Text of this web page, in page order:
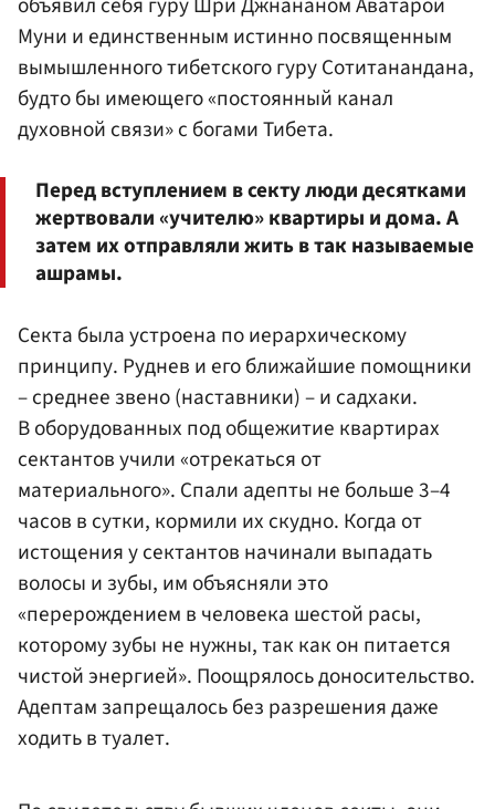
Муни и единственным истинно посвященным
вымышленного тибетского гуру Сотитанандана,
будто бы имеющего «постоянный канал
духовной связи» с богами Тибета.
Перед вступлением в секту люди десятками
жертвовали «учителю» квартиры и дома. А
затем их отправляли жить в так называемые
ашрамы.
Секта была устроена по иерархическому
принципу. Руднев и его ближайшие помощники
– среднее звено (наставники) – и садхаки.
В оборудованных под общежитие квартирах
сектантов учили «отрекаться от
материального». Спали адепты не больше 3–4
часов в сутки, кормили их скудно. Когда от
истощения у сектантов начинали выпадать
волосы и зубы, им объясняли это
«перерождением в человека шестой расы,
которому зубы не нужны, так как он питается
чистой энергией». Поощрялось доносительство.
Адептам запрещалось без разрешения даже
ходить в туалет.